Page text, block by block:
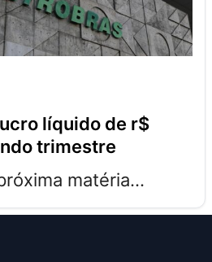
trimestre
matéria...